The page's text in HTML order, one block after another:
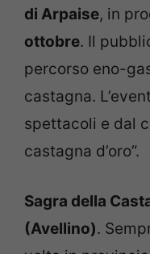
di Arpaise, in
ottobre. Il
percorso eno-
castagna.
spettacoli e dal
castagna d’oro”.
Sagra della
(Avellino).